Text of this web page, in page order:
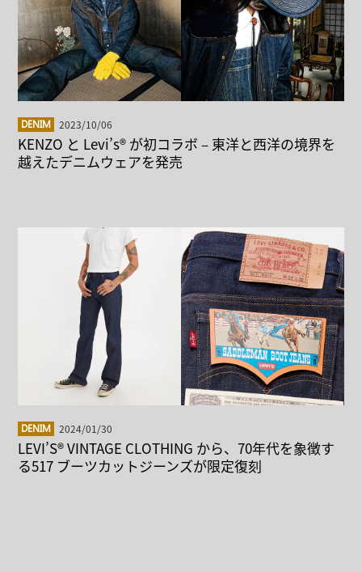
DENIM 2023/10/06
KENZO と Levi’s® が初コラボ – 東洋と西洋の境界を
越えたデニムウェアを発売
DENIM 2024/01/30
LEVI’S® VINTAGE CLOTHING から、70年代を象徴す
る517 ブーツカットジーンズが限定復刻